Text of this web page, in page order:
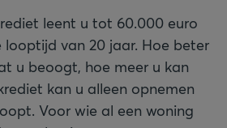
leent u tot 60.000 euro
van 20 jaar. Hoe beter
u beoogt, hoe meer u kan
kan u alleen opnemen
Voor wie al een woning